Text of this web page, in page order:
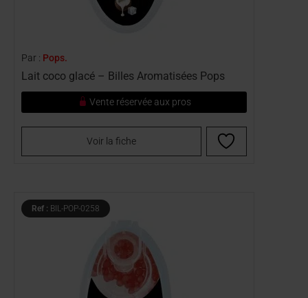
Par : Pops.
Lait coco glacé – Billes Aromatisées Pops
Vente réservée aux pros
Voir la fiche
Ref : BIL-POP-0258